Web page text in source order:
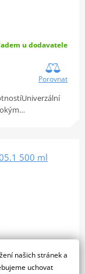
u dodavatele
Porovnat
500 ml
našich stránek a
uchovat